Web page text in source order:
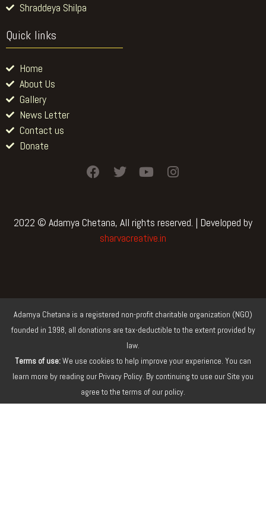
Shraddeya Shilpa
Quick links
Home
About Us
Gallery
News Letter
Contact us
Donate
F
a
b
T
w
t
e
r
Y
o
u
b
e
I
n
a
2022 © Adamya Chetana, All rights reserved. | Developed by
sharvacreative.in
Adamya Chetana is a registered non-profit charitable organization (NGO)
founded in 1998, all donations are tax-deductible to the extent provided by
law.
Terms of use:We use cookies to help improve your experience. You can
learn more by reading our Privacy Policy. By continuing to use our Site you
agree to the terms of our policy.